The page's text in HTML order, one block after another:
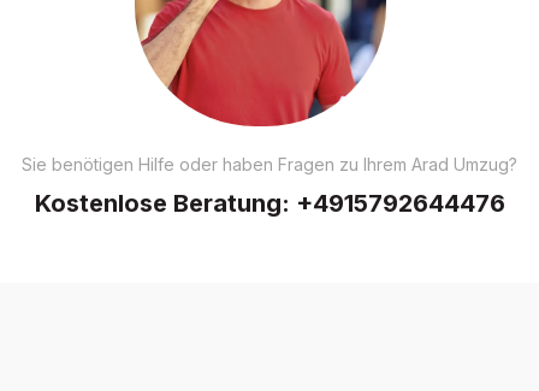
Sie benötigen Hilfe oder haben Fragen zu Ihrem Arad Umzug?
Kostenlose Beratung: +4915792644476